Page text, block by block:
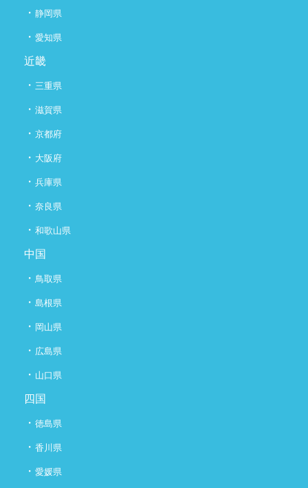
・ 静岡県
・ 愛知県
近畿
・ 三重県
・ 滋賀県
・ 京都府
・ 大阪府
・ 兵庫県
・ 奈良県
・ 和歌山県
中国
・ 鳥取県
・ 島根県
・ 岡山県
・ 広島県
・ 山口県
四国
・ 徳島県
・ 香川県
・ 愛媛県